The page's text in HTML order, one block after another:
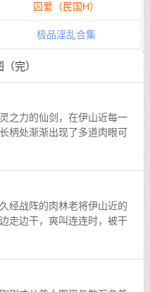
囚爱（民国H）
极品淫乱合集
完）
力的仙剑，在伊山近每一
柄处渐渐出现了多道肉眼可
战阵的肉林老将伊山近的
走边干，爽叫连连时，被干
迭起，美眸翻白，差点活生